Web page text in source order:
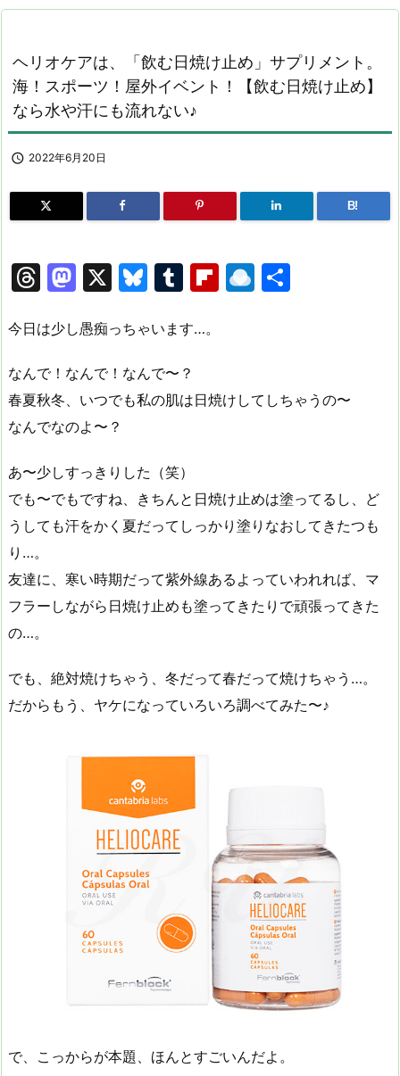
ヘリオケアは、「飲む日焼け止め」サプリメント。
海！スポーツ！屋外イベント！【飲む日焼け止め】
なら水や汗にも流れない♪
 2022年6月20日
B!
T
e
a
d
s
M
st
o
d
o
X
Bl
e
s
k
T
m
bl
r
Fl
ar
d
R
o
p.
今日は少し愚痴っちゃいます…。
なんで！なんで！なんで〜？
春夏秋冬、いつでも私の肌は日焼けしてしちゃうの〜
なんでなのよ〜？
あ〜少しすっきりした（笑）
でも〜でもですね、きちんと日焼け止めは塗ってるし、ど
うしても汗をかく夏だってしっかり塗りなおしてきたつも
り…。
友達に、寒い時期だって紫外線あるよっていわれれば、マ
フラーしながら日焼け止めも塗ってきたりで頑張ってきた
の…。
でも、絶対焼けちゃう、冬だって春だって焼けちゃう…。
だからもう、ヤケになっていろいろ調べてみた〜♪
で、こっからが本題、ほんとすごいんだよ。